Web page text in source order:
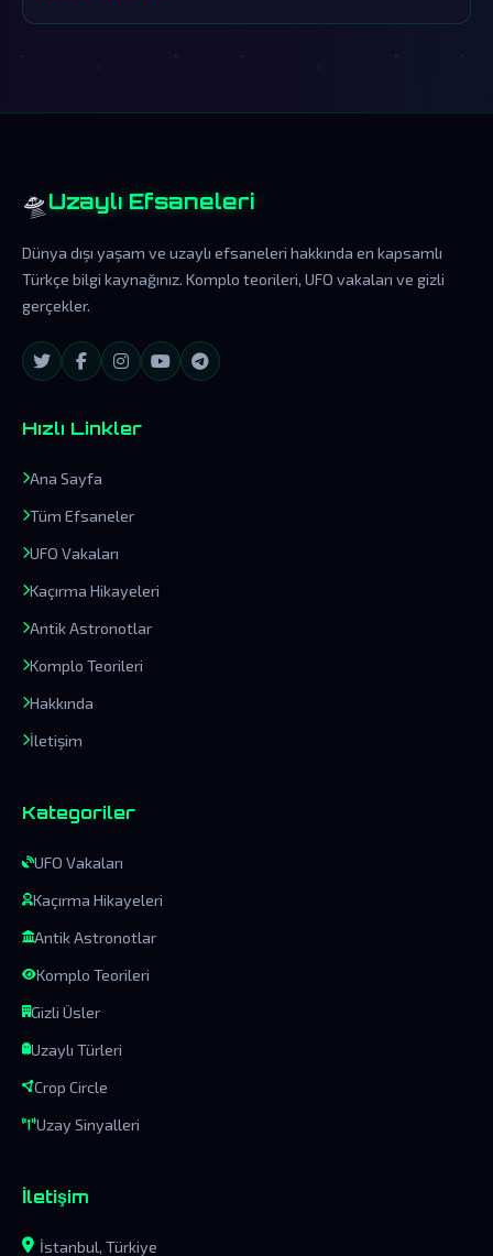
🛸 Uzaylı Efsaneleri
Dünya dışı yaşam ve uzaylı efsaneleri hakkında en kapsamlı
Türkçe bilgi kaynağınız. Komplo teorileri, UFO vakaları ve gizli
gerçekler.
Hızlı Linkler
Ana Sayfa
Tüm Efsaneler
UFO Vakaları
Kaçırma Hikayeleri
Antik Astronotlar
Komplo Teorileri
Hakkında
İletişim
Kategoriler
UFO Vakaları
Kaçırma Hikayeleri
Antik Astronotlar
Komplo Teorileri
Gizli Üsler
Uzaylı Türleri
Crop Circle
Uzay Sinyalleri
İletişim
İstanbul, Türkiye